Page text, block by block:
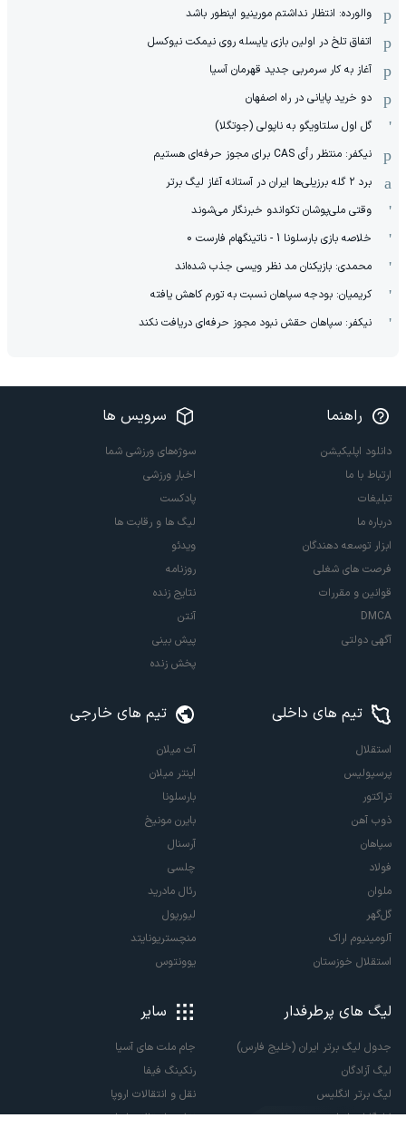
والورده: انتظار نداشتم مورینیو اینطور باشد
اتفاق تلخ در اولین بازی یایسله روی نیمکت نیوکسل
آغاز به کار سرمربی جدید قهرمان آسیا
دو خرید پایانی در راه اصفهان
گل اول سلتاویگو به ناپولی (جوتگلا)
نیکفر: منتظر رأی CAS برای مجوز حرفه‌ای هستیم
برد ۲ گله برزیلی‌ها ایران در آستانه آغاز لیگ برتر
وقتی ملی‌پوشان تکواندو خبرنگار می‌شوند
خلاصه بازی بارسلونا 1 - ناتینگهام فارست 0
محمدی: بازیکنان مد نظر ویسی جذب شده‌اند
کریمیان: بودجه سپاهان نسبت به تورم کاهش یافته
نیکفر: سپاهان حقش نبود مجوز حرفه‌ای دریافت نکند
راهنما
دانلود اپلیکیشن
ارتباط با ما
تبلیغات
درباره ما
ابزار توسعه دهندگان
فرصت های شغلی
قوانین و مقررات
DMCA
آگهی دولتی
سرویس ها
سوژه‌های ورزشی شما
اخبار ورزشی
پادکست
لیگ ها و رقابت ها
ویدئو
روزنامه
نتایج زنده
آنتن
پیش بینی
پخش زنده
تیم های داخلی
استقلال
پرسپولیس
تراکتور
ذوب آهن
سپاهان
فولاد
ملوان
گل‌گهر
آلومینیوم اراک
استقلال خوزستان
تیم های خارجی
آث میلان
اینتر میلان
بارسلونا
بایرن مونیخ
آرسنال
چلسی
رئال مادرید
لیورپول
منچستریونایتد
یوونتوس
لیگ های پرطرفدار
جدول لیگ برتر ایران (خلیج فارس)
لیگ آزادگان
لیگ برتر انگلیس
لالیگا اسپانیا
سایر
جام ملت های آسیا
رنکینگ فیفا
نقل و انتقالات اروپا
نقل و انتقالات ایران